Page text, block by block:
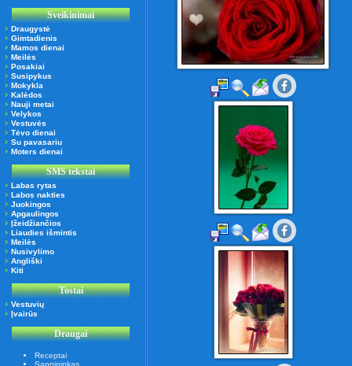
Sveikinimai
Draugystė
Gimtadienis
Mamos dienai
Meilės
Posakiai
Susipykus
Mokykla
Kalėdos
Nauji metai
Velykos
Vestuvės
Tėvo dienai
Su pavasariu
Moters dienai
SMS tekstai
Labas rytas
Labos nakties
Juokingos
Apgaulingos
Įžeidžiančios
Liaudies išmintis
Meilės
Nusivylimo
Angliški
Kiti
Tostai
Vestuvių
Įvairūs
Draugai
Receptai
Sapnininkas